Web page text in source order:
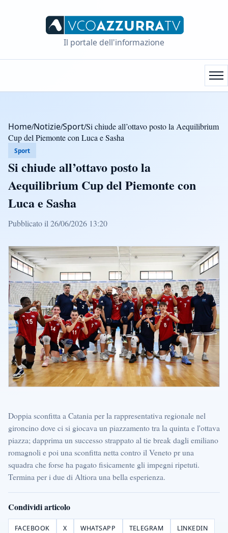
Il portale dell'informazione
Home/Notizie/Sport/Si chiude all’ottavo posto la Aequilibrium
Cup del Piemonte con Luca e Sasha
Sport
Si chiude all’ottavo posto la
Aequilibrium Cup del Piemonte con
Luca e Sasha
Pubblicato il 26/06/2026 13:20
Doppia sconfitta a Catania per la rappresentativa regionale nel
gironcino dove ci si giocava un piazzamento tra la quinta e l'ottava
piazza; dapprima un successo strappato al tie break dagli emiliano
romagnoli e poi una sconfitta netta contro il Veneto pr una
squadra che forse ha pagato fisicamente gli impegni ripetuti.
Termina per i due di Altiora una bella esperienza.
Condividi articolo
FACEBOOK X WHATSAPP TELEGRAM LINKEDIN